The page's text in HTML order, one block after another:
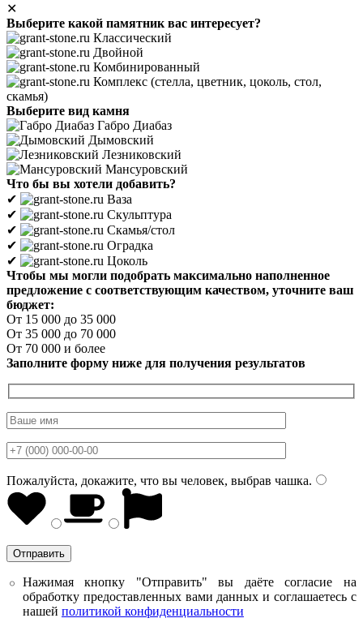
✕
Выберите какой памятник вас интересует?
Классический
Двойной
Комбинированный
Комплекс (стелла, цветник, цоколь, стол,
скамья)
Выберите вид камня
Габро Диабаз
Дымовский
Лезниковский
Мансуровский
Что бы вы хотели добавить?
✔
Ваза
✔
Скульптура
✔
Скамья/стол
✔
Оградка
✔
Цоколь
Чтобы мы могли подобрать максимально наполненное
предложение с соответствующим качеством, уточните ваш
бюджет:
От 15 000 до 35 000
От 35 000 до 70 000
От 70 000 и более
Заполните форму ниже для получения результатов
Пожалуйста, докажите, что вы человек, выбрав чашка.
Нажимая кнопку "Отправить" вы даёте согласие на
обработку предоставленных вами данных и соглашаетесь с
нашей политикой конфиденциальности